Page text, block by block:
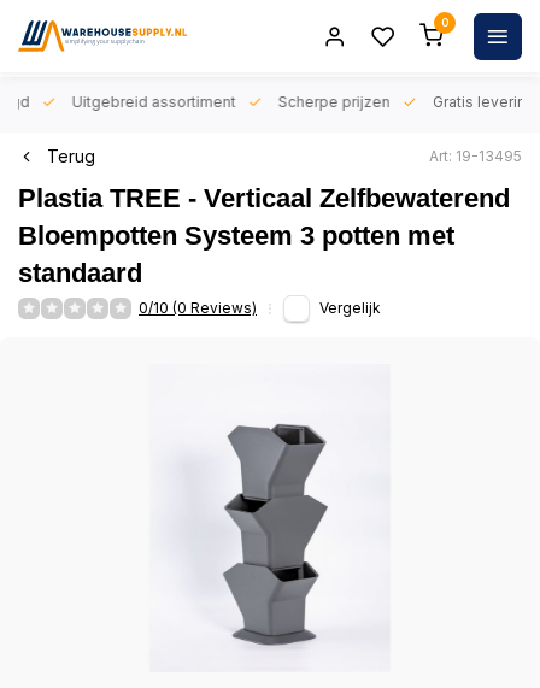
0
Uitgebreid assortiment Scherpe prijzen Gratis levering
Terug Art: 19-13495
Plastia TREE - Verticaal Zelfbewaterend
Bloempotten Systeem 3 potten met
standaard
0/10 (0 Reviews) Vergelijk